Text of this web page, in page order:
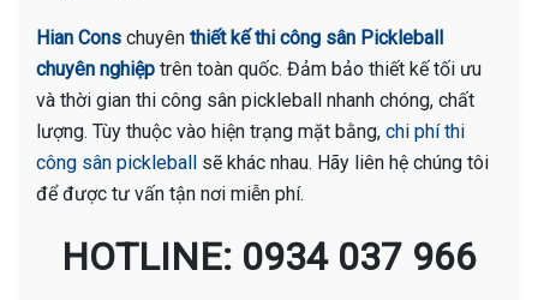
Hian Cons chuyên thiết kế thi công sân Pickleball
chuyên nghiệp trên toàn quốc. Đảm bảo thiết kế tối ưu
và thời gian thi công sân pickleball nhanh chóng, chất
lượng. Tùy thuộc vào hiện trạng mặt bằng, chi phí thi
công sân pickleball sẽ khác nhau. Hãy liên hệ chúng tôi
để được tư vấn tận nơi miễn phí.
HOTLINE: 0934 037 966